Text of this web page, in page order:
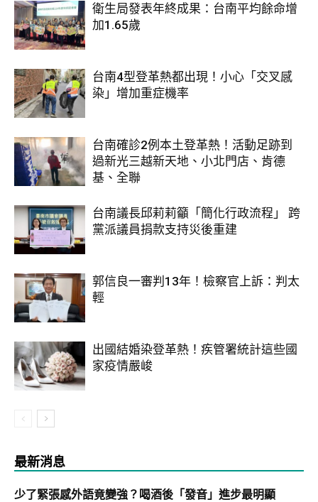
衛生局發表年終成果：台南平均餘命增
加1.65歲
台南4型登革熱都出現！小心「交叉感
染」增加重症機率
台南確診2例本土登革熱！活動足跡到
過新光三越新天地、小北門店、肯德
基、全聯
台南議長邱莉莉籲「簡化行政流程」 跨
黨派議員捐款支持災後重建
郭信良一審判13年！檢察官上訴：判太
輕
出國結婚染登革熱！疾管署統計這些國
家疫情嚴峻
最新消息
少了緊張感外語竟變強？喝酒後「發音」進步最明顯